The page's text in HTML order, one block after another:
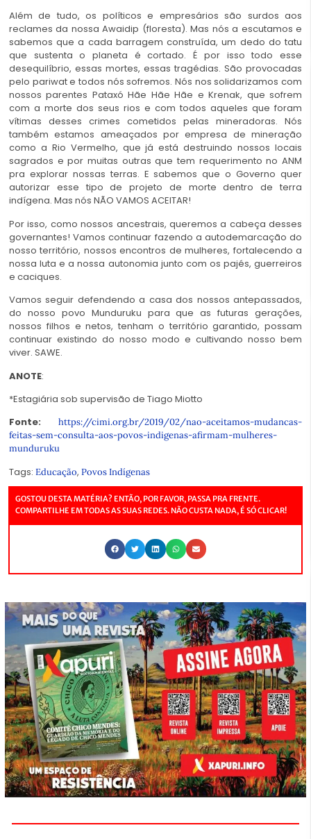
Além de tudo, os políticos e empresários são surdos aos
reclames da nossa Awaidip (floresta). Mas nós a escutamos e
sabemos que a cada barragem construída, um dedo do tatu
que sustenta o planeta é cortado. É por isso todo esse
desequilíbrio, essas mortes, essas tragédias. São provocadas
pelo pariwat e todos nós sofremos. Nós nos solidarizamos com
nossos parentes Pataxó Hãe Hãe Hãe e Krenak, que sofrem
com a morte dos seus rios e com todos aqueles que foram
vítimas desses crimes cometidos pelas mineradoras. Nós
também estamos ameaçados por empresa de mineração
como a Rio Vermelho, que já está destruindo nossos locais
sagrados e por muitas outras que tem requerimento no ANM
pra explorar nossas terras. E sabemos que o Governo quer
autorizar esse tipo de projeto de morte dentro de terra
indígena. Mas nós NÃO VAMOS ACEITAR!
Por isso, como nossos ancestrais, queremos a cabeça desses
governantes! Vamos continuar fazendo a autodemarcação do
nosso território, nossos encontros de mulheres, fortalecendo a
nossa luta e a nossa autonomia junto com os pajés, guerreiros
e caciques.
Vamos seguir defendendo a casa dos nossos antepassados,
do nosso povo Munduruku para que as futuras gerações,
nossos filhos e netos, tenham o território garantido, possam
continuar existindo do nosso modo e cultivando nosso bem
viver. SAWE.
ANOTE:
*Estagiária sob supervisão de Tiago Miotto
Fonte: https://cimi.org.br/2019/02/nao-aceitamos-mudancas-
feitas-sem-consulta-aos-povos-indigenas-afirmam-mulheres-
munduruku
Tags: Educação, Povos Indígenas
GOSTOU DESTA MATÉRIA? ENTÃO, POR FAVOR, PASSA PRA FRENTE.
COMPARTILHE EM TODAS AS SUAS REDES. NÃO CUSTA NADA, É SÓ CLICAR!